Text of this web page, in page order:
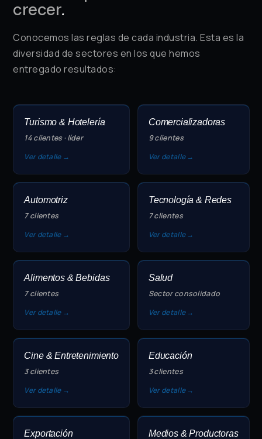
crecer.
Conocemos las reglas de cada industria. Esta es la
diversidad de sectores en los que hemos
entregado resultados:
Turismo & Hotelería
14 clientes · líder
Ver detalle →
Comercializadoras
9 clientes
Ver detalle →
Automotriz
7 clientes
Ver detalle →
Tecnología & Redes
7 clientes
Ver detalle →
Alimentos & Bebidas
7 clientes
Ver detalle →
Salud
Sector consolidado
Ver detalle →
Cine & Entretenimiento
3 clientes
Ver detalle →
Educación
3 clientes
Ver detalle →
Exportación
Medios & Productoras